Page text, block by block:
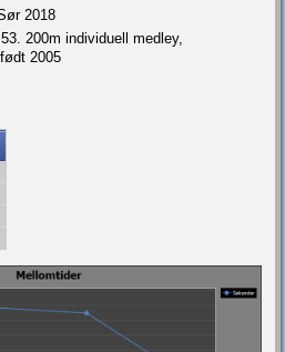
2018
200m individuell medley,
2005